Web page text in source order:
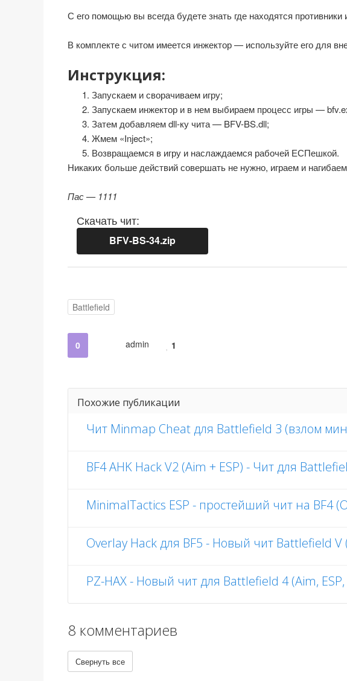
С его помощью вы всегда будете знать где находятся
В комплекте с читом имеется инжектор — используйте его для
Инструкция:
Запускаем и сворачиваем игру;
Запускаем инжектор и в нем выбираем процесс игры —
Затем добавляем dll-ку чита — BFV-BS.dll;
Жмем «Inject»;
Возвращаемся в игру и наслаждаемся рабочей ЕСПешкой.
Никаких больше действий совершать не нужно, играем и
Пас — 1111
Скачать чит:
BFV-BS-34.zip
Battlefield
0 admin 1
Похожие публикации
Чит Minmap Cheat для Battlefield 3 (взлом
BF4 AHK Hack V2 (Aim + ESP) - Чит для
MinimalTactics ESP - простейший чит на BF4
Overlay Hack для BF5 - Новый чит Battlefield V
PZ-HAX - Новый чит для Battlefield 4 (Aim,
8 комментариев
Свернуть все